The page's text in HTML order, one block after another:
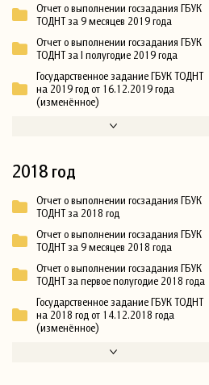
Отчет о выполнении госзадания ГБУК
ТОДНТ за 9 месяцев 2019 года
Отчет о выполнении госзадания ГБУК
ТОДНТ за I полугодие 2019 года
Государственное задание ГБУК ТОДНТ
на 2019 год от 16.12.2019 года
(изменённое)
2018 год
Отчет о выполнении госзадания ГБУК
ТОДНТ за 2018 год
Отчет о выполнении госзадания ГБУК
ТОДНТ за 9 месяцев 2018 года
Отчет о выполнении госзадания ГБУК
ТОДНТ за первое полугодие 2018 года
Государственное задание ГБУК ТОДНТ
на 2018 год от 14.12.2018 года
(изменённое)